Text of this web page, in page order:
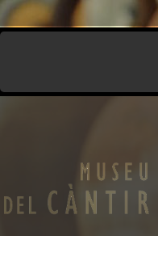
Vés al contingut